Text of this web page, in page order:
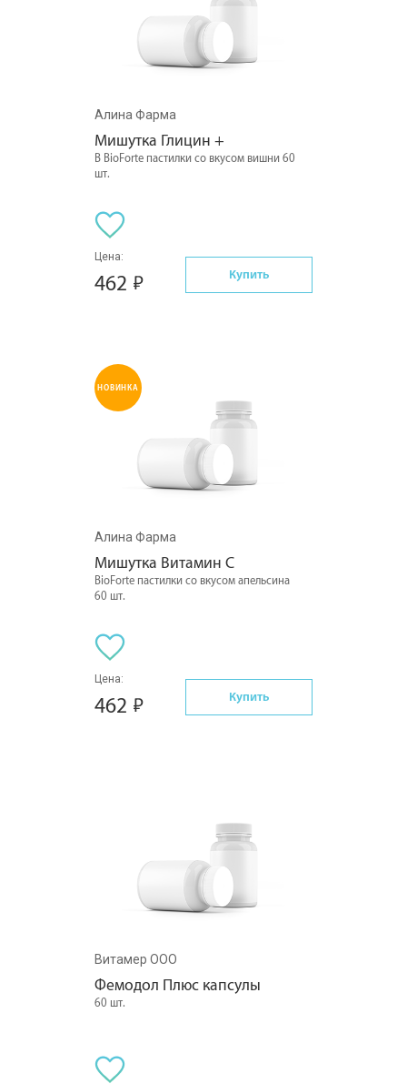
Алина Фарма
Мишутка Глицин +
В BioForte пастилки со вкусом вишни 60
шт.
Цена:
462 Купить
НОВИНКА
Алина Фарма
Мишутка Витамин С
BioForte пастилки со вкусом апельсина
60 шт.
Цена:
462 Купить
Витамер ООО
Фемодол Плюс капсулы
60 шт.